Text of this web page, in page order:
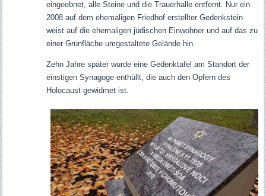
eingeebnet, alle Steine und die Trauerhalle entfernt. Nur ein
2008 auf dem ehemaligen Friedhof erstellter Gedenkstein
weist auf die ehemaligen jüdischen Einwohner und auf das zu
einer Grünfläche umgestaltete Gelände hin.
Zehn Jahre später wurde eine Gedenktafel am Standort der
einstigen Synagoge enthüllt, die auch den Opfern des
Holocaust gewidmet ist.